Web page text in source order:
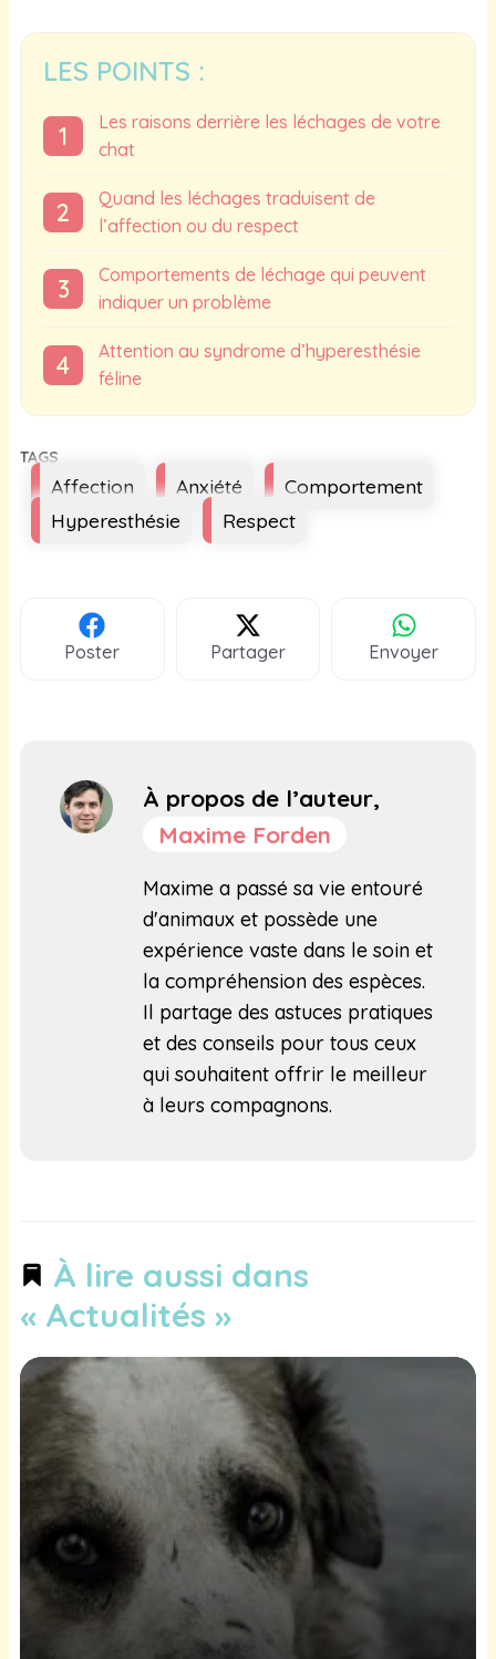
LES POINTS :
Les raisons derrière les léchages de votre
chat
Quand les léchages traduisent de
l’affection ou du respect
Comportements de léchage qui peuvent
indiquer un problème
Attention au syndrome d’hyperesthésie
féline
Affection Anxiété
Comportement
Hyperesthésie
Respect
Poster Partager Envoyer
À propos de l’auteur,
Maxime Forden
Maxime a passé sa vie entouré
d'animaux et possède une
expérience vaste dans le soin et
la compréhension des espèces.
Il partage des astuces pratiques
et des conseils pour tous ceux
qui souhaitent offrir le meilleur
à leurs compagnons.
À lire aussi dans
« Actualités »